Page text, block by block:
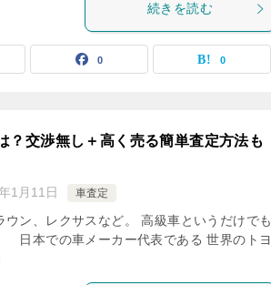
続きを読む
0 0
？交渉無し＋高く売る簡単査定方法も
1月11日 車査定
ン、レクサスなど。 高級車というだけでも
日本での車メーカー代表である 世界のトヨ